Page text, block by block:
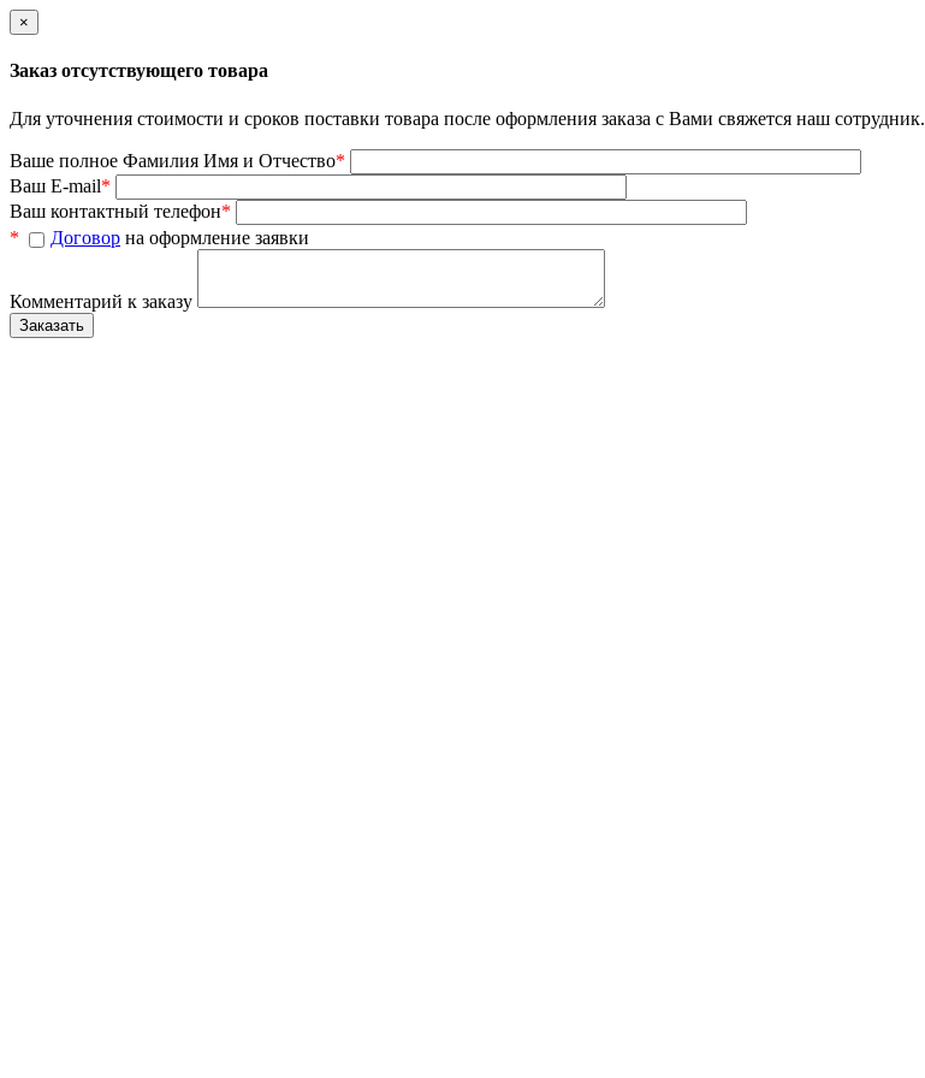
×
Заказ отсутствующего товара
Для уточнения стоимости и сроков поставки товара после оформления заказа с Вами свяжется наш сотрудник.
Ваше полное Фамилия Имя и Отчество*
Ваш E-mail*
Ваш контактный телефон*
*
Договор на оформление заявки
Комментарий к заказу